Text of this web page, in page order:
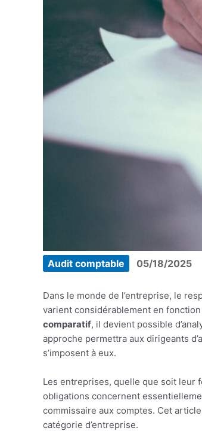
Audit comptable 05/18/2025
Dans le monde de l’entreprise, le
varient considérablement en
comparatif, il devient possible
approche permettra aux dirigeants
s’imposent à eux.
Les entreprises, quelle que soit leur
obligations concernent
commissaire aux comptes. Cet
catégorie d’entreprise.